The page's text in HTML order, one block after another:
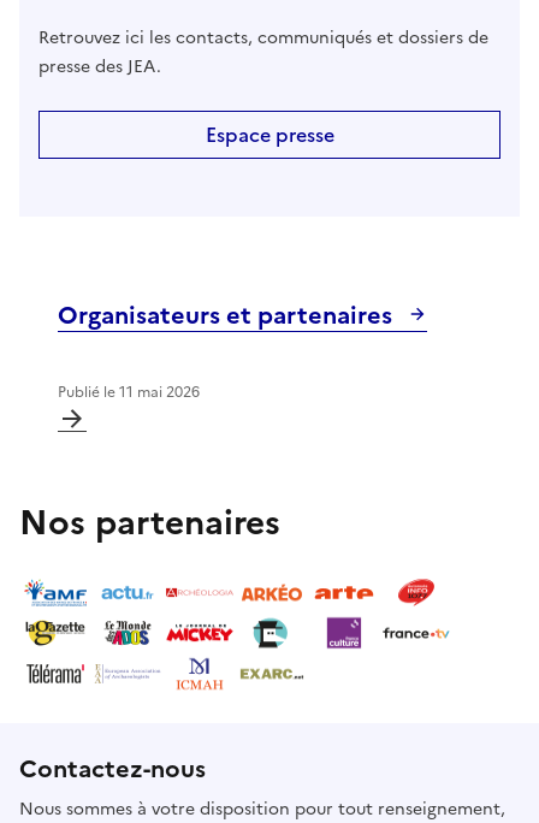
Retrouvez ici les contacts, communiqués et dossiers de
presse des JEA.
Espace presse
Organisateurs et partenaires
Publié le11 mai 2026
Nos partenaires
Contactez-nous
Nous sommes à votre disposition pour tout renseignement,